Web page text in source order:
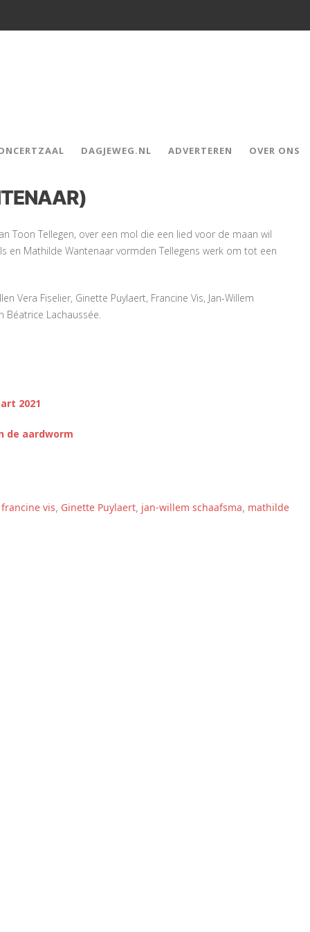
DAGJEWEG.NL ADVERTEREN OVER ONS
Toon Tellegen, over een mol die een lied voor de maan wil
Mathilde Wantenaar vormden Tellegens werk om tot een
Vera Fiselier, Ginette Puylaert, Francine Vis, Jan-Willem
Béatrice Lachaussée.
2021
de aardworm
francine vis, Ginette Puylaert, jan-willem schaafsma, mathilde